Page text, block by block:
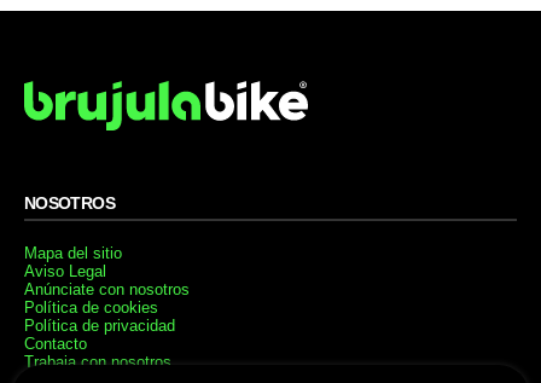
NOSOTROS
Mapa del sitio
Aviso Legal
Anúnciate con nosotros
Política de cookies
Política de privacidad
Contacto
Trabaja con nosotros